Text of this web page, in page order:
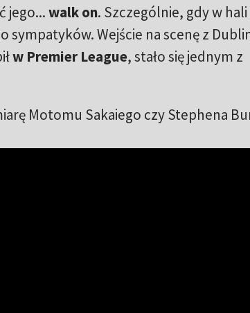
jego...walk on. Szczególnie, gdy w hali
Wejście na scenę z
w Premier League, stało się jednym z
Motomu Sakaiego czy Stephena